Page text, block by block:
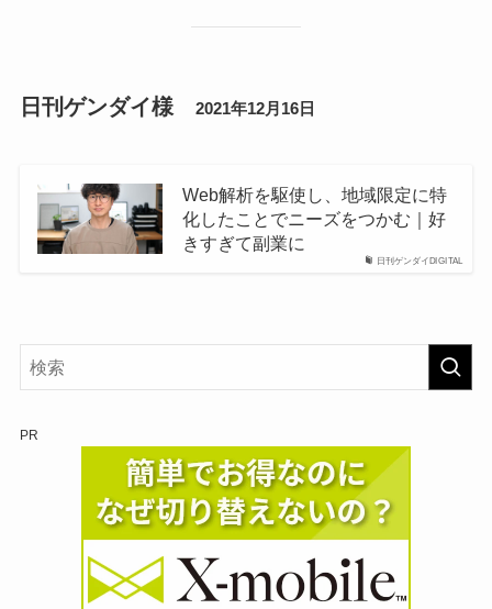
日刊ゲンダイ様 2021年12月16日
日刊ゲンダイDIGITAL
Web解析を駆使し、地域限定に特
化したことでニーズをつかむ｜好
きすぎて副業に
PR